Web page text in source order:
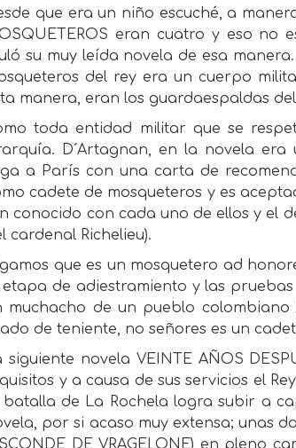
que era un niño escuché, a
eran cuatro y eso no
su muy leída novela de esa
del rey era un cuerpo
manera, eran los guardaespaldas
toda entidad militar que se
D´Artagnan, en la novela
a París con una carta de
cadete de mosqueteros y es
conocido con cada uno de ellos y el
cardenal Richelieu).
que es un mosquetero ad
de adiestramiento y las
muchacho de un pueblo
de teniente, no señores es un
siguiente novela VEINTE AÑOS
y a causa de sus servicios el
de La Rochela logra subir a
por si acaso muy extensa; unas
DE VRAGELONE) en pleno